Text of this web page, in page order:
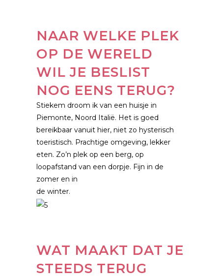
NAAR WELKE PLEK
OP DE WERELD
WIL JE BESLIST
NOG EENS TERUG?
Stiekem droom ik van een huisje in
Piemonte, Noord Italië. Het is goed
bereikbaar vanuit hier, niet zo hysterisch
toeristisch. Prachtige omgeving, lekker
eten. Zo’n plek op een berg, op
loopafstand van een dorpje. Fijn in de
zomer en in
de winter.
WAT MAAKT DAT JE
STEEDS TERUG